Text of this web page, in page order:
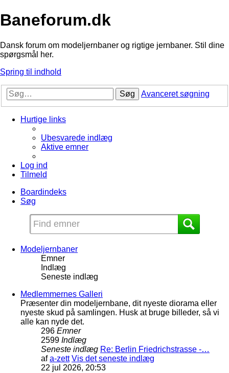
Baneforum.dk
Dansk forum om modeljernbaner og rigtige jernbaner. Stil dine
spørgsmål her.
Spring til indhold
Søg Avanceret søgning
Hurtige links
Ubesvarede indlæg
Aktive emner
Log ind
Tilmeld
Boardindeks
Søg
Modeljernbaner
Emner
Indlæg
Seneste indlæg
Medlemmernes Galleri
Præsenter din modeljernbane, dit nyeste diorama eller
nyeste skud på samlingen. Husk at bruge billeder, så vi
alle kan nyde det.
296 Emner
2599 Indlæg
Seneste indlæg Re: Berlin Friedrichstrasse -…
afa-zett Vis det seneste indlæg
22 jul 2026, 20:53